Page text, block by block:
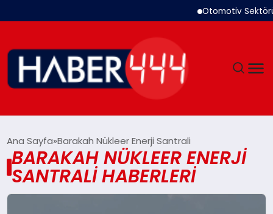
Otomotiv Sektörü
SIYASET
DÜNYA
Ana Sayfa Barakah Nükleer Enerji Santrali
BARAKAH NÜKLEER ENERJI
SANTRALI HABERLERI